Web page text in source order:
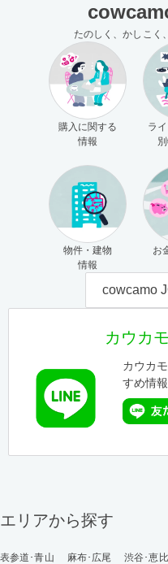
たのしく、かしこく
購入に関する
情報
ラ
物件・建物
情報
お
cowcamo
カウカ
カウカ
すめ情
エリアから探す
表参道･青山 麻布･広尾 渋谷･恵